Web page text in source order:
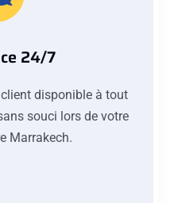
24/7
disponible à tout
souci lors de votre
Marrakech.